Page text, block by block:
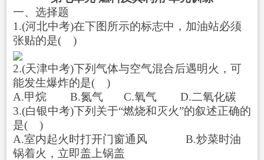
一、选择题
1.(河北中考)在下图所示的标志中，加油站必须
张贴的是( )
2.(天津中考)下列气体与空气混合后遇明火，可
能发生爆炸的是( )
A.甲烷 B.氮气 C.氧气 D.二氧化碳
3.(白银中考)下列关于“燃烧和灭火”的叙述正确的
是( )
A.室内起火时打开门窗通风 B.炒菜时油
锅着火，立即盖上锅盖